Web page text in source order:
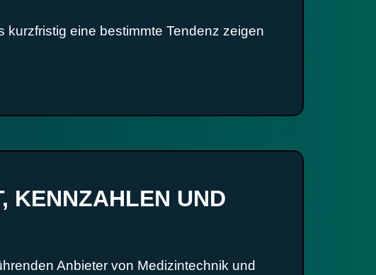
eine bestimmte Tendenz zeigen
KENNZAHLEN UND
Anbieter von Medizintechnik und